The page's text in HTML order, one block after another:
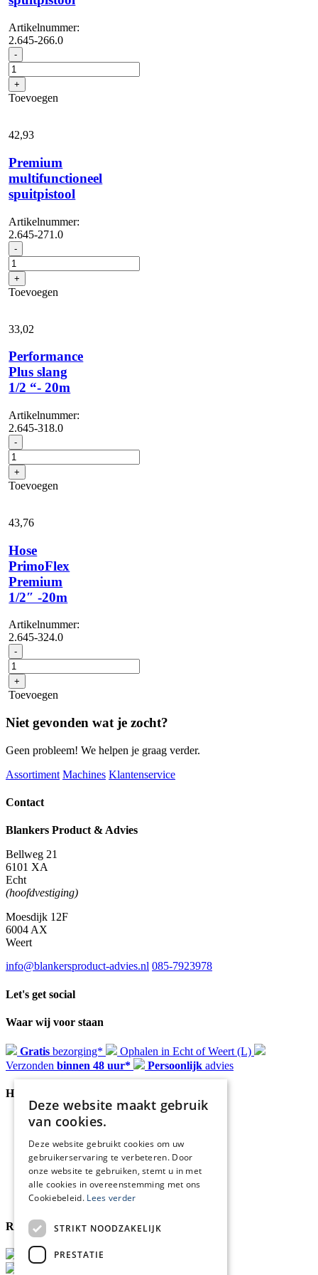
Artikelnummer:
2.645-266.0
- Multifunctioneel
spuitpistool
aantal
+
Toevoegen
42,93
Premium
multifunctioneel
spuitpistool
Artikelnummer:
2.645-271.0
- Premium
multifunctioneel
spuitpistool
aantal
+
Toevoegen
33,02
Performance
Plus slang
1/2 “- 20m
Artikelnummer:
2.645-318.0
- Performance
Plus
slang
1/2
"-
aantal
+
Toevoegen
43,76
Hose
PrimoFlex
Premium
1/2″ -20m
Artikelnummer:
2.645-324.0
- Hose
PrimoFlex
Premium
1/2"
-20m
+
Toevoegen
Niet gevonden wat je zocht?
Geen probleem! We helpen je graag verder.
Assortiment Machines Klantenservice
Contact
Blankers Product & Advies
Bellweg 21
6101 XA
Echt
(hoofdvestiging)
Moesdijk 12F
6004 AX
Weert
info@blankersproduct-advies.nl 085-7923978
Let's get social
Waar wij voor staan
Gratis bezorging*
Ophalen in Echt of Weert (L)
Verzonden binnen 48 uur* Persoonlijk advies
Handige Links
Home
Over ons
Blog
Privacyverklaring
Retour- en terugbetalingsbeleid
Cookies
Reviewmerk
Deze website maakt gebruik
van cookies.
Deze website gebruikt cookies om uw
gebruikerservaring te verbeteren. Door
onze website te gebruiken, stemt u in met
alle cookies in overeenstemming met ons
Cookiebeleid. Lees verder
STRIKT NOODZAKELIJK
PRESTATIE